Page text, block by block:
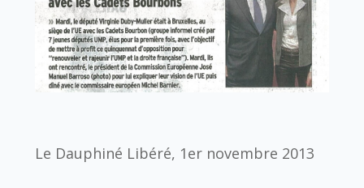
Le Dauphiné Libéré, 1er novembre 2013